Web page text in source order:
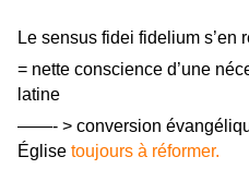
Le sensus fidei fidelium s’en
= nette conscience d’une
latine
——- > conversion
Église toujours à réformer.